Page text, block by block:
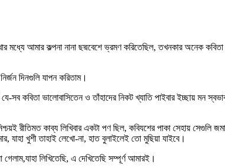
মধ্যে আমার কল্পনা নানা ছদ্মবেশে ভ্রমণ করিতেছিল, তখনকার অনেক
দিনগুলি যাপন করিতাম।
কবিতা ভালোবাসিতেন ও তাঁহাদের নিকট খ্যাতি পাইবার ইচ্ছায় মন
রীতিমত কাব্য লিখিবার একটা পণ ছিল, কবিযশের পাকা সেহায় সেগুলি
যাহা খুশী তাহাই লেখো-না, হাত বুলাইলেই তো মুছিয়া যাইবে।
লিখিতেছি, এ দেখিতেছি সম্পূর্ণ আমারই।